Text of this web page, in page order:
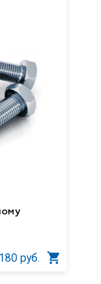
180 руб.